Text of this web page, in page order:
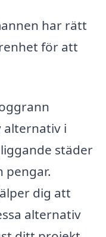
har rätt
för att
alternativ i
städer
pengar.
dig att
alternativ